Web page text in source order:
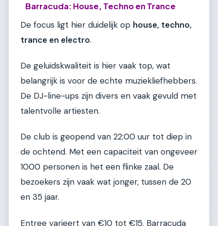
Barracuda: House, Techno en Trance
De focus ligt hier duidelijk op house, techno,
trance en electro.
De geluidskwaliteit is hier vaak top, wat
belangrijk is voor de echte muziekliefhebbers.
De DJ-line-ups zijn divers en vaak gevuld met
talentvolle artiesten.
De club is geopend van 22:00 uur tot diep in
de ochtend. Met een capaciteit van ongeveer
1000 personen is het een flinke zaal. De
bezoekers zijn vaak wat jonger, tussen de 20
en 35 jaar.
Entree varieert van €10 tot €15. Barracuda